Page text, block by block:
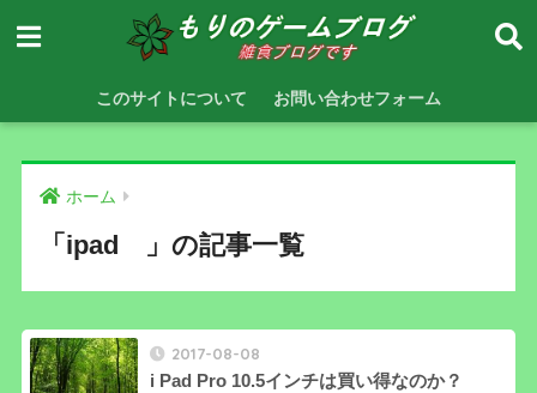
このサイトについて お問い合わせフォーム
ホーム
「ipad 」の記事一覧
2017-08-08
i Pad Pro 10.5インチは買い得なのか？